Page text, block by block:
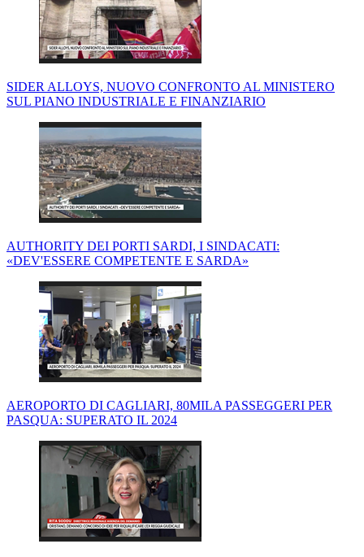
SIDER ALLOYS, NUOVO CONFRONTO AL MINISTERO
SUL PIANO INDUSTRIALE E FINANZIARIO
AUTHORITY DEI PORTI SARDI, I SINDACATI:
«DEV'ESSERE COMPETENTE E SARDA»
AEROPORTO DI CAGLIARI, 80MILA PASSEGGERI PER
PASQUA: SUPERATO IL 2024